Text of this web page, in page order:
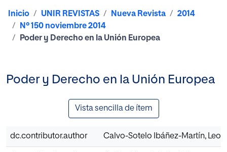
Inicio UNIR REVISTAS Nueva Revista
2014
Nº 150 noviembre 2014
Poder y Derecho en la Unión Europea
Poder y Derecho en la Unión Europea
Vista sencilla de ítem
dc.contributor.author Calvo-Sotelo Ibáñez-Martín,